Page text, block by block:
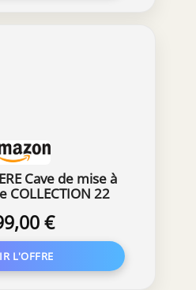
Cave de mise à
22
€